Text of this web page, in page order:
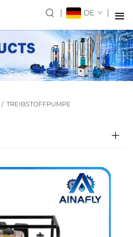
DE
/ TREIBSTOFFPUMPE